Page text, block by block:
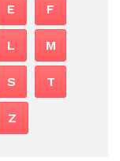
E F
L M
S T
Z